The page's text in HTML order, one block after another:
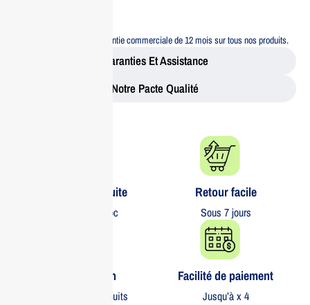
Bénéficiez d’une garantie commerciale de 12 mois sur tous nos produits.
Garanties Et Assistance
Notre Pacte Qualité
Livraison gratuite​
partout au Maroc
Retour facile​
Sous 7 jours
Garantie 1 an
Sur tous nos produits
Facilité de paiement
Jusqu’à x 4